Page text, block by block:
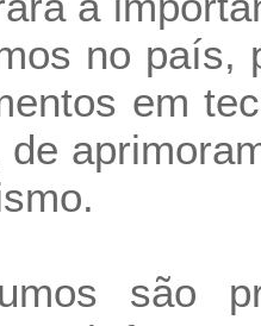
no país,
em
de
são